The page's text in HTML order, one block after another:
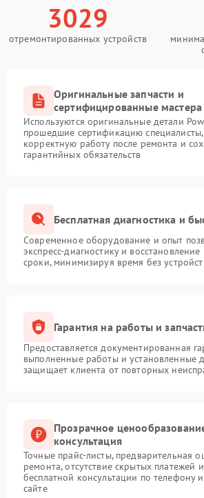
3029
отремонтированных устройств
Оригинальные запчасти и
сертифицированные мастера
Используются оригинальные детали
прошедшие сертификацию специалисты,
корректную работу после ремонта и
гарантийных обязательств
Бесплатная диагностика и
Современное оборудование и опыт
экспресс-диагностику и
сроки, минимизируя время без
Гарантия на работы и
Предоставляется документированная
выполненные работы и установленные
защищает клиента от повторных
Прозрачное
консультация
Точные прайс-листы, предварительная
ремонта, отсутствие скрытых платежей
бесплатной консультации по телефону
сайте